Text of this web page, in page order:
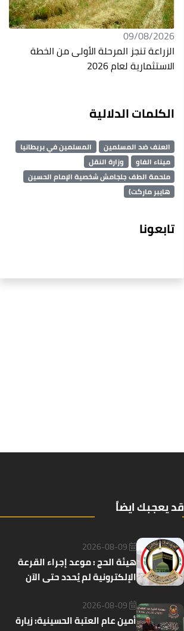
09/08/2026
الزراعة تنجز المرحلة الأولى من الخطة
الاستثمارية لعام 2026
الكلمات الدلالية
العنف ضد المسلمين
المسلمين في بريطانيا
ميناء الفاو
وزارة النقل
ملحمة الطف جلجامش شخصية الإمام الحسين
هايبر ماركت)
تابعونا
قد يعجبك ايضاً
2026-08-09
هيئة الحج : موعد إجراء القرعة
الإلكترونية لم يُحدد حتى الآن
2026-08-09
أمين عام العتبة الحسينية: زيارة